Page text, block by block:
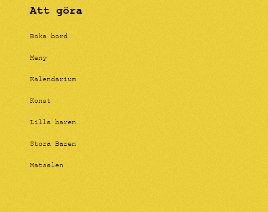
Att göra
Boka bord
Meny
Kalendarium
Konst
Lilla baren
Stora Baren
Matsalen